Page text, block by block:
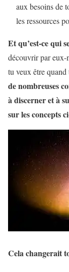
aux besoins de
les ressources
Et qu’est-ce qui
découvrir par eux-
tu veux être
de nombreuses
à discerner et à
sur les concepts
Cela changerait